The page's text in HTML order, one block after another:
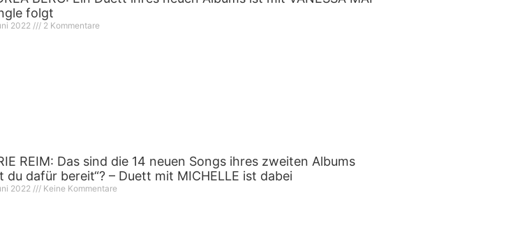
folgt
2022 2 Kommentare
REIM: Das sind die 14 neuen Songs ihres zweiten Albums
du dafür bereit“? – Duett mit MICHELLE ist dabei
2022 Keine Kommentare